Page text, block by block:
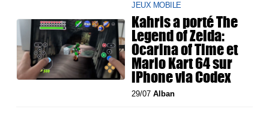
JEUX MOBILE
Kahris a porté The
Legend of Zelda:
Ocarina of Time et
Mario Kart 64 sur
iPhone via Codex
29/07Alban